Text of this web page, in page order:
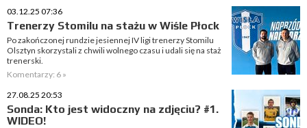
03.12.25 07:36
Trenerzy Stomilu na stażu w Wiśle Płock
Po zakończonej rundzie jesiennej IV ligi trenerzy Stomilu
Olsztyn skorzystali z chwili wolnego czasu i udali się na staż
trenerski.
Komentarzy: 6 »
27.08.25 20:53
Sonda: Kto jest widoczny na zdjęciu? #1.
WIDEO!